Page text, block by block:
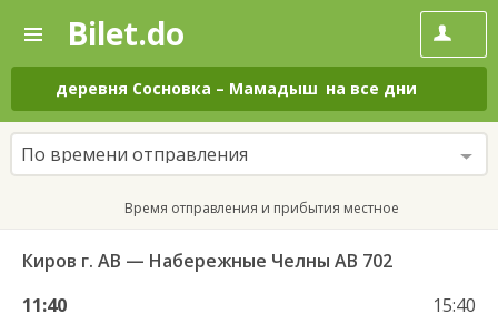
—
Поиск
и
покупка
билетов
на
автобус
онлайн
Bilet.do
деревня Сосновка – Мамадыш на все дни
По времени отправления
Время отправления и прибытия местное
Киров г. АВ — Набережные Челны АВ 702
11:40
15:40